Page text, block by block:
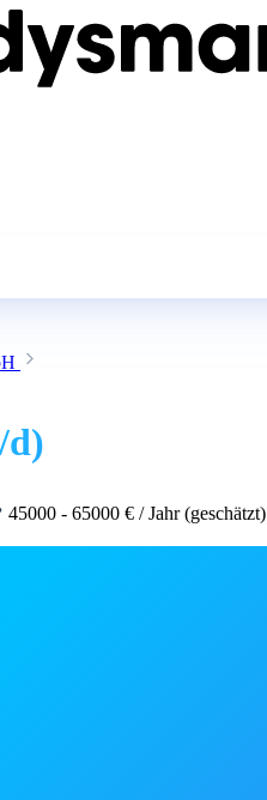
d)
45000 - 65000 € / Jahr (geschätzt)